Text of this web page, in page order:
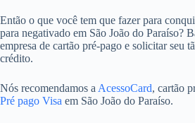
Então o que você tem que fazer para
para negativado em São João do Paraíso?
empresa de cartão pré-pago e solicitar seu
crédito.
Nós recomendamos a AcessoCard, cartão
Pré pago Visa em São João do Paraíso.